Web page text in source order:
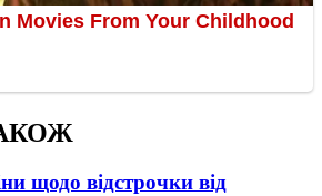
щодо відстрочки від